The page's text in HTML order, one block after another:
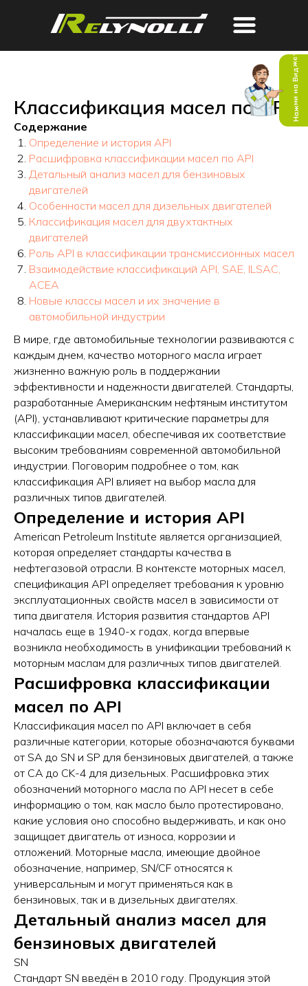
Нажми на Виджет
Классификация масел по API
Содержание
Определение и история API
Расшифровка классификации масел по API
Детальный анализ масел для бензиновых
двигателей
Особенности масел для дизельных двигателей
Классификация масел для двухтактных
двигателей
Роль API в классификации трансмиссионных масел
Взаимодействие классификаций API, SAE, ILSAC,
ACEA
Новые классы масел и их значение в
автомобильной индустрии
В мире, где автомобильные технологии развиваются с
каждым днем, качество моторного масла играет
жизненно важную роль в поддержании
эффективности и надежности двигателей. Стандарты,
разработанные Американским нефтяным институтом
(API), устанавливают критические параметры для
классификации масел, обеспечивая их соответствие
высоким требованиям современной автомобильной
индустрии. Поговорим подробнее о том, как
классификация API влияет на выбор масла для
различных типов двигателей.
Определение и история API
American Petroleum Institute является организацией,
которая определяет стандарты качества в
нефтегазовой отрасли. В контексте моторных масел,
спецификация API определяет требования к уровню
эксплуатационных свойств масел в зависимости от
типа двигателя. История развития стандартов API
началась еще в 1940-х годах, когда впервые
возникла необходимость в унификации требований к
моторным маслам для различных типов двигателей.
Расшифровка классификации
масел по API
Классификация масел по API включает в себя
различные категории, которые обозначаются буквами
от SA до SN и SP для бензиновых двигателей, а также
от CA до CK-4 для дизельных. Расшифровка этих
обозначений моторного масла по API несет в себе
информацию о том, как масло было протестировано,
какие условия оно способно выдерживать, и как оно
защищает двигатель от износа, коррозии и
отложений. Моторные масла, имеющие двойное
обозначение, например, SN/CF относятся к
универсальным и могут применяться как в
бензиновых, так и в дизельных двигателях.
Детальный анализ масел для
бензиновых двигателей
SN
Стандарт SN введён в 2010 году. Продукция этой